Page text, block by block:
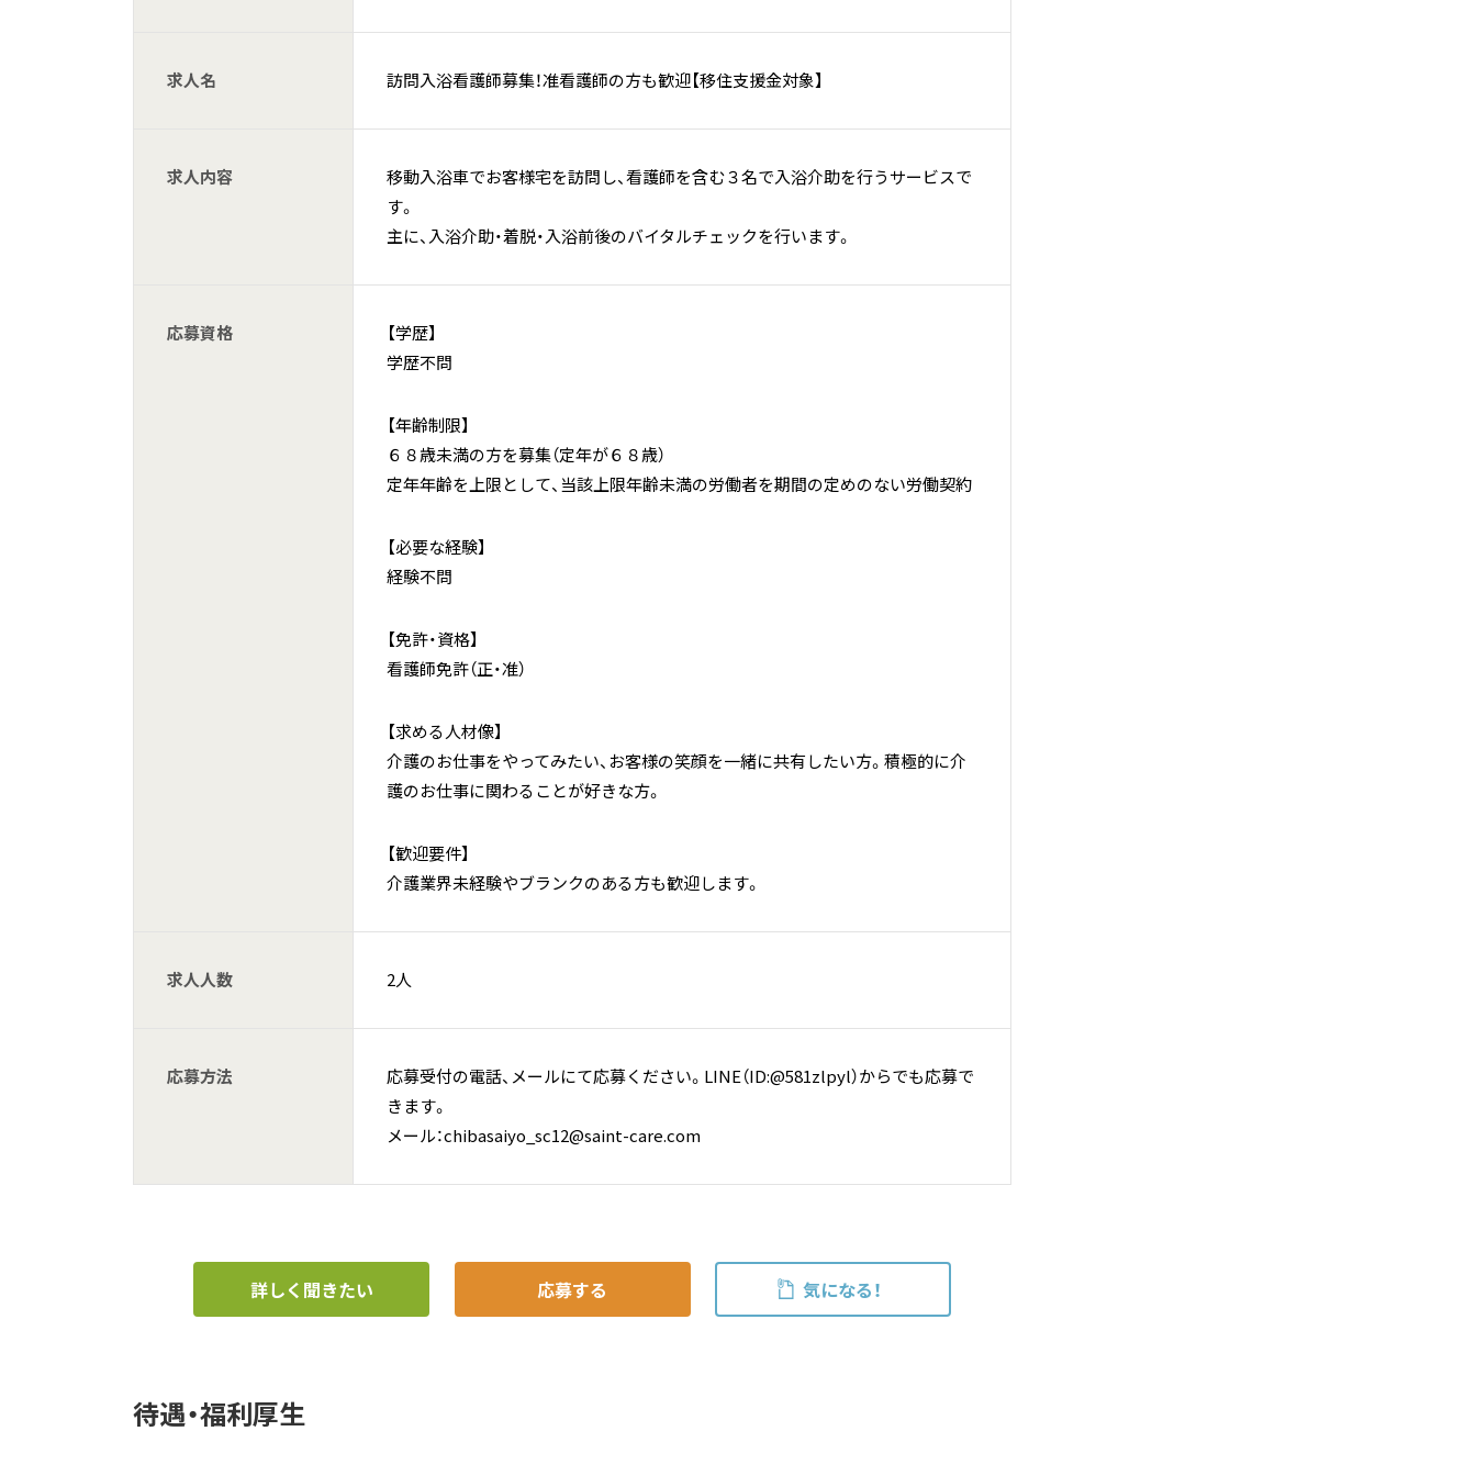
求人名 訪問入浴看護師募集！准看護師の方も歓迎【移住支援金対象】
求人内容
移動入浴車でお客様宅を訪問し、看護師を含む３名で入浴介助を行うサービスで
す。
主に、入浴介助・着脱・入浴前後のバイタルチェックを行います。
応募資格
【学歴】
学歴不問
【年齢制限】
６８歳未満の方を募集（定年が６８歳）
定年年齢を上限として、当該上限年齢未満の労働者を期間の定めのない労働契約
【必要な経験】
経験不問
【免許・資格】
看護師免許（正・准）
【求める人材像】
介護のお仕事をやってみたい、お客様の笑顔を一緒に共有したい方。積極的に介
護のお仕事に関わることが好きな方。
【歓迎要件】
介護業界未経験やブランクのある方も歓迎します。
求人人数 2人
応募方法
応募受付の電話、メールにて応募ください。LINE（ID:@581zlpyl）からでも応募で
きます。
メール：chibasaiyo_sc12@saint-care.com
詳しく聞きたい 応募する 気になる！
待遇・福利厚生